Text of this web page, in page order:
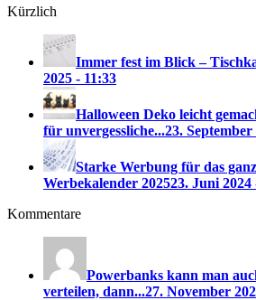
Kürzlich
Immer fest im Blick –
2025 - 11:33
Halloween Deko leicht
für unvergessliche...23. September
Starke Werbung für das
Werbekalender 202523. Juni 2024
Kommentare
Powerbanks kann man
verteilen, dann...27. November